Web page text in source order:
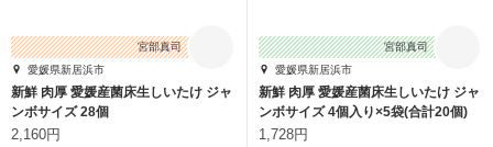
宮部真司
愛媛県新居浜市
新鮮 肉厚 愛媛産菌床生しいたけ ジャ
ンボサイズ 28個
2,160円
宮部真司
愛媛県新居浜市
新鮮 肉厚 愛媛産菌床生しいたけ ジャ
ンボサイズ 4個入り×5袋(合計20個)
1,728円